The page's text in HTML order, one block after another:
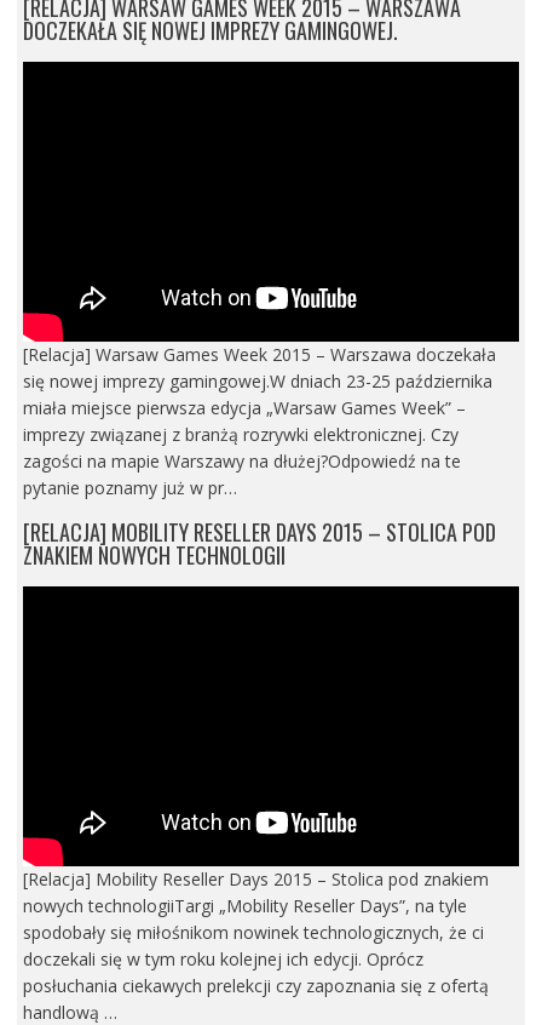
[RELACJA] WARSAW GAMES WEEK 2015 – WARSZAWA
DOCZEKAŁA SIĘ NOWEJ IMPREZY GAMINGOWEJ.
[Relacja] Warsaw Games Week 2015 – Warszawa doczekała
się nowej imprezy gamingowej.W dniach 23-25 października
miała miejsce pierwsza edycja „Warsaw Games Week” –
imprezy związanej z branżą rozrywki elektronicznej. Czy
zagości na mapie Warszawy na dłużej?Odpowiedź na te
pytanie poznamy już w pr…
[RELACJA] MOBILITY RESELLER DAYS 2015 – STOLICA POD
ZNAKIEM NOWYCH TECHNOLOGII
[Relacja] Mobility Reseller Days 2015 – Stolica pod znakiem
nowych technologiiTargi „Mobility Reseller Days”, na tyle
spodobały się miłośnikom nowinek technologicznych, że ci
doczekali się w tym roku kolejnej ich edycji. Oprócz
posłuchania ciekawych prelekcji czy zapoznania się z ofertą
handlową …